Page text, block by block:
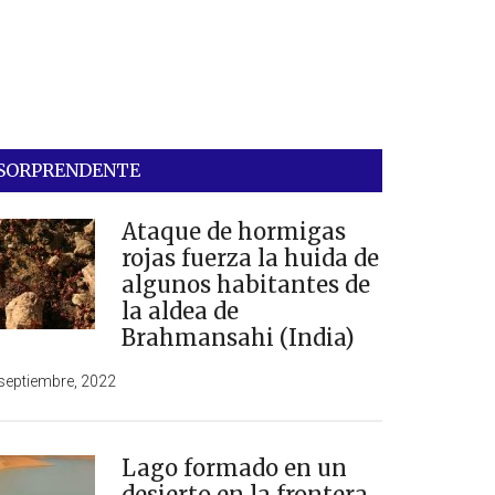
Ataque de hormigas
rojas fuerza la huida de
algunos habitantes de
la aldea de
Brahmansahi (India)
2022
Lago formado en un